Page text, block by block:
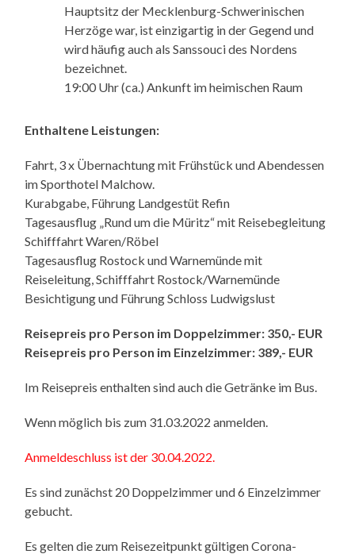
Hauptsitz der Mecklenburg-Schwerinischen
Herzöge war, ist einzigartig in der Gegend und
wird häufig auch als Sanssouci des Nordens
bezeichnet.
19:00 Uhr (ca.) Ankunft im heimischen Raum
Enthaltene Leistungen:
Fahrt, 3 x Übernachtung mit Frühstück und Abendessen
im Sporthotel Malchow.
Kurabgabe, Führung Landgestüt Refin
Tagesausflug „Rund um die Müritz“ mit Reisebegleitung
Schifffahrt Waren/Röbel
Tagesausflug Rostock und Warnemünde mit
Reiseleitung, Schifffahrt Rostock/Warnemünde
Besichtigung und Führung Schloss Ludwigslust
Reisepreis pro Person im Doppelzimmer: 350,- EUR
Reisepreis pro Person im Einzelzimmer: 389,- EUR
Im Reisepreis enthalten sind auch die Getränke im Bus.
Wenn möglich bis zum 31.03.2022 anmelden.
Anmeldeschluss ist der 30.04.2022.
Es sind zunächst 20 Doppelzimmer und 6 Einzelzimmer
gebucht.
Es gelten die zum Reisezeitpunkt gültigen Corona-